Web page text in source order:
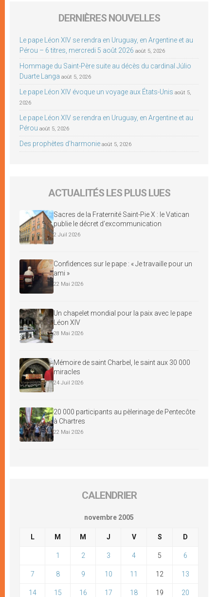
DERNIÈRES NOUVELLES
Le pape Léon XIV se rendra en Uruguay, en Argentine et au
Pérou – 6 titres, mercredi 5 août 2026 août 5, 2026
Hommage du Saint-Père suite au décès du cardinal Júlio
Duarte Langa août 5, 2026
Le pape Léon XIV évoque un voyage aux États-Unis août 5,
2026
Le pape Léon XIV se rendra en Uruguay, en Argentine et au
Pérou août 5, 2026
Des prophètes d’harmonie août 5, 2026
ACTUALITÉS LES PLUS LUES
Sacres de la Fraternité Saint-Pie X : le Vatican
publie le décret d’excommunication
2 Juil 2026
Confidences sur le pape : « Je travaille pour un
ami »
22 Mai 2026
Un chapelet mondial pour la paix avec le pape
Léon XIV
28 Mai 2026
Mémoire de saint Charbel, le saint aux 30 000
miracles
24 Juil 2026
20 000 participants au pèlerinage de Pentecôte
à Chartres
22 Mai 2026
CALENDRIER
novembre 2005
L M M J V S D
1 2 3 4 5 6
7 8 9 10 11 12 13
14 15 16 17 18 19 20